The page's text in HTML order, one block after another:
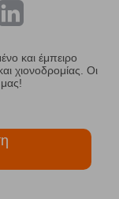
και έμπειρο
χιονοδρομίας. Οι